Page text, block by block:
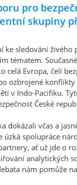
pro
skupiny
ke sledování
tématem.
celá Evropa, čelí
ozbrojené
v Indo-Pacifiku.
České
dokázali včas a
úzká spolupráce
ať už jde o
analytických
nám pomůže